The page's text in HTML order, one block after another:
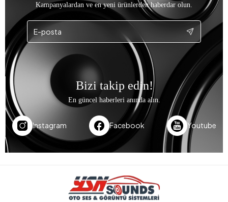
Kampanyalardan ve en yeni ürünlerden haberdar olun.
Bizi takip edin!
En güncel haberleri anında alın.
Instagram Facebook Youtube